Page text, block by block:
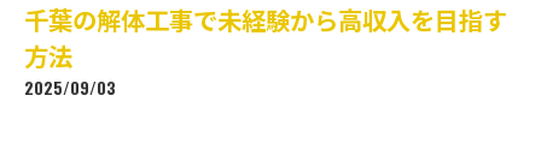
千葉の解体工事で未経験から高収入を目指す
方法
2025/09/03